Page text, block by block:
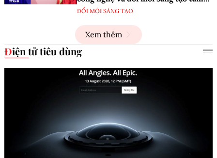
nhìn dài hạn
ĐỔI MỚI SÁNG TẠO
Xem thêm
Điện tử tiêu dùng